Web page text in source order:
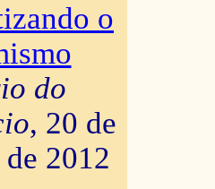
o
do
, 20 de
2012